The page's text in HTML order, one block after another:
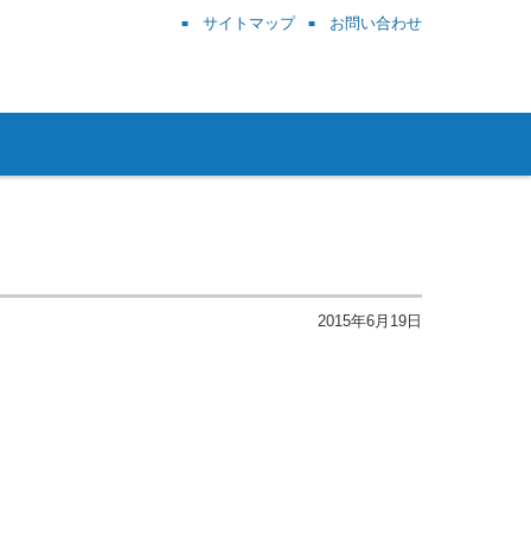
サイトマップ お問い合わせ
2015年6月19日